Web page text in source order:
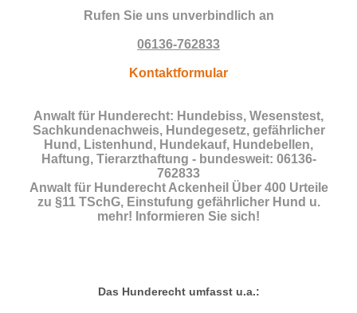
Rufen Sie uns unverbindlich an
06136-762833
Kontaktformular
Anwalt für Hunderecht: Hundebiss, Wesenstest,
Sachkundenachweis, Hundegesetz, gefährlicher
Hund, Listenhund, Hundekauf, Hundebellen,
Haftung, Tierarzthaftung - bundesweit: 06136-
762833
Anwalt für Hunderecht Ackenheil Über 400 Urteile
zu §11 TSchG, Einstufung gefährlicher Hund u.
mehr! Informieren Sie sich!
Das Hunderecht umfasst u.a.: